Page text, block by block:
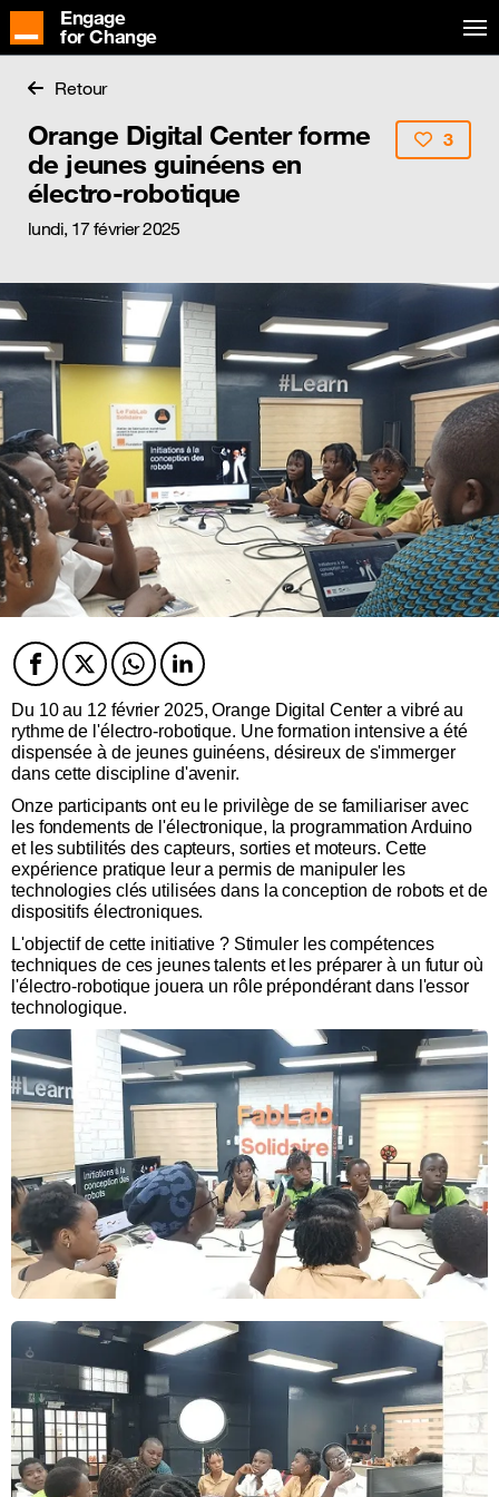
Engage
for Change
Retour
Orange Digital Center forme
de jeunes guinéens en
électro-robotique
lundi, 17 février 2025
3
Facebook
TwitterTwitterTwitter
Du 10 au 12 février 2025, Orange Digital Center a vibré au
rythme de l'électro-robotique. Une formation intensive a été
dispensée à de jeunes guinéens, désireux de s'immerger
dans cette discipline d'avenir.
Onze participants ont eu le privilège de se familiariser avec
les fondements de l'électronique, la programmation Arduino
et les subtilités des capteurs, sorties et moteurs. Cette
expérience pratique leur a permis de manipuler les
technologies clés utilisées dans la conception de robots et de
dispositifs électroniques.
L'objectif de cette initiative ? Stimuler les compétences
techniques de ces jeunes talents et les préparer à un futur où
l'électro-robotique jouera un rôle prépondérant dans l'essor
technologique.